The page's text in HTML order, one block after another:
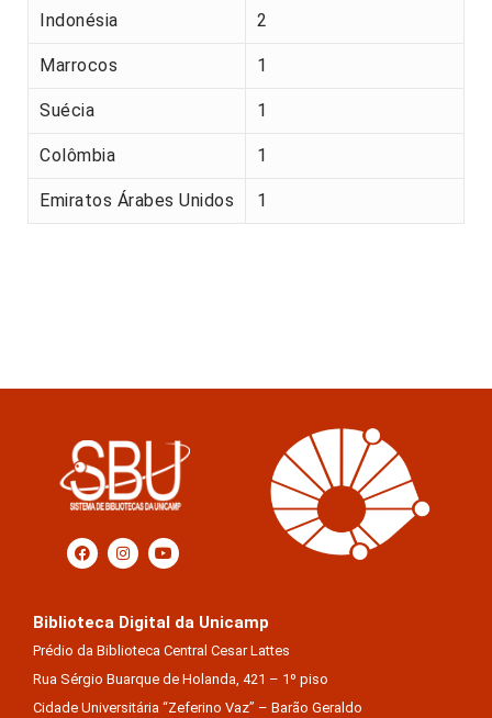
Indonésia 2
Marrocos 1
Suécia 1
Colômbia 1
Emiratos Árabes Unidos 1
Biblioteca Digital da Unicamp
Prédio da Biblioteca Central Cesar Lattes
Rua Sérgio Buarque de Holanda, 421 – 1º piso
Cidade Universitária “Zeferino Vaz” – Barão Geraldo